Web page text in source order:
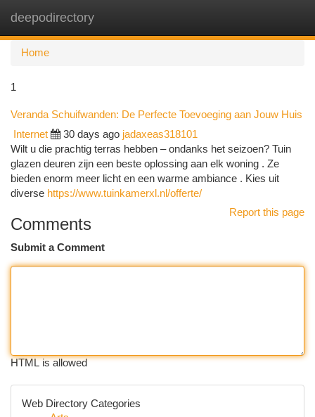
deepodirectory
Home
1
Veranda Schuifwanden: De Perfecte Toevoeging aan Jouw Huis
Internet 30 days ago jadaxeas318101
Wilt u die prachtig terras hebben – ondanks het seizoen? Tuin
glazen deuren zijn een beste oplossing aan elk woning . Ze
bieden enorm meer licht en een warme ambiance . Kies uit
diverse https://www.tuinkamerxl.nl/offerte/
Report this page
Comments
Submit a Comment
HTML is allowed
Web Directory Categories